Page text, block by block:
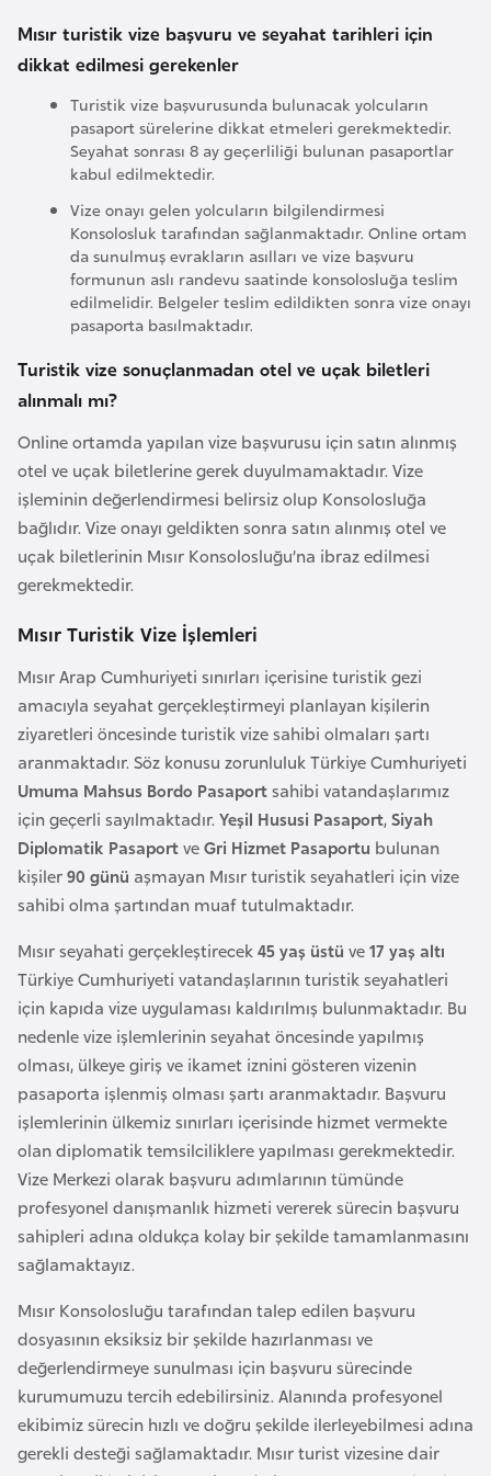
Mısır turistik vize başvuru ve seyahat tarihleri için
dikkat edilmesi gerekenler
Turistik vize başvurusunda bulunacak yolcuların
pasaport sürelerine dikkat etmeleri gerekmektedir.
Seyahat sonrası 8 ay geçerliliği bulunan pasaportlar
kabul edilmektedir.
Vize onayı gelen yolcuların bilgilendirmesi
Konsolosluk tarafından sağlanmaktadır. Online ortam
da sunulmuş evrakların asılları ve vize başvuru
formunun aslı randevu saatinde konsolosluğa teslim
edilmelidir. Belgeler teslim edildikten sonra vize onayı
pasaporta basılmaktadır.
Turistik vize sonuçlanmadan otel ve uçak biletleri
alınmalı mı?
Online ortamda yapılan vize başvurusu için satın alınmış
otel ve uçak biletlerine gerek duyulmamaktadır. Vize
işleminin değerlendirmesi belirsiz olup Konsolosluğa
bağlıdır. Vize onayı geldikten sonra satın alınmış otel ve
uçak biletlerinin Mısır Konsolosluğu’na ibraz edilmesi
gerekmektedir.
Mısır Turistik Vize İşlemleri
Mısır Arap Cumhuriyeti sınırları içerisine turistik gezi
amacıyla seyahat gerçekleştirmeyi planlayan kişilerin
ziyaretleri öncesinde turistik vize sahibi olmaları şartı
aranmaktadır. Söz konusu zorunluluk Türkiye Cumhuriyeti
Umuma Mahsus Bordo Pasaportsahibi vatandaşlarımız
için geçerli sayılmaktadır. Yeşil Hususi Pasaport,Siyah
Diplomatik PasaportveGri Hizmet Pasaportu bulunan
kişiler90 günü aşmayan Mısır turistik seyahatleri için vize
sahibi olma şartından muaf tutulmaktadır.
Mısır seyahati gerçekleştirecek45 yaş üstü ve17 yaş altı
Türkiye Cumhuriyeti vatandaşlarının turistik seyahatleri
için kapıda vize uygulaması kaldırılmış bulunmaktadır. Bu
nedenle vize işlemlerinin seyahat öncesinde yapılmış
olması, ülkeye giriş ve ikamet iznini gösteren vizenin
pasaporta işlenmiş olması şartı aranmaktadır. Başvuru
işlemlerinin ülkemiz sınırları içerisinde hizmet vermekte
olan diplomatik temsilciliklere yapılması gerekmektedir.
Vize Merkezi olarak başvuru adımlarının tümünde
profesyonel danışmanlık hizmeti vererek sürecin başvuru
sahipleri adına oldukça kolay bir şekilde tamamlanmasını
sağlamaktayız.
Mısır Konsolosluğu tarafından talep edilen başvuru
dosyasının eksiksiz bir şekilde hazırlanması ve
değerlendirmeye sunulması için başvuru sürecinde
kurumumuzu tercih edebilirsiniz. Alanında profesyonel
ekibimiz sürecin hızlı ve doğru şekilde ilerleyebilmesi adına
gerekli desteği sağlamaktadır. Mısır turist vizesine dair
n
B
u
l
g
a
r
t
a
n
B
u
r
k
i
n
a
F
a
s
o
Ç
a
d
Ç
e
k
C
u
m
h